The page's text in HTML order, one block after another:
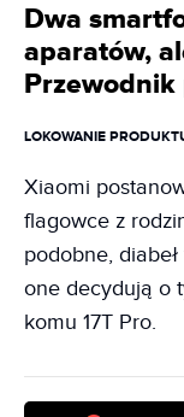
Dwa
aparatów,
Przewodnik
LOKOWANIE
Xiaomi
flagowce z
podobne,
one decydują o
komu 17T Pro.